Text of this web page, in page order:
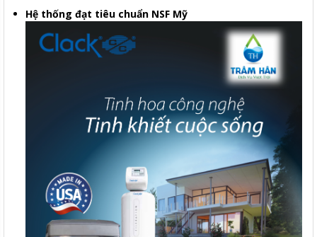
Hệ thống đạt tiêu chuẩn NSF Mỹ